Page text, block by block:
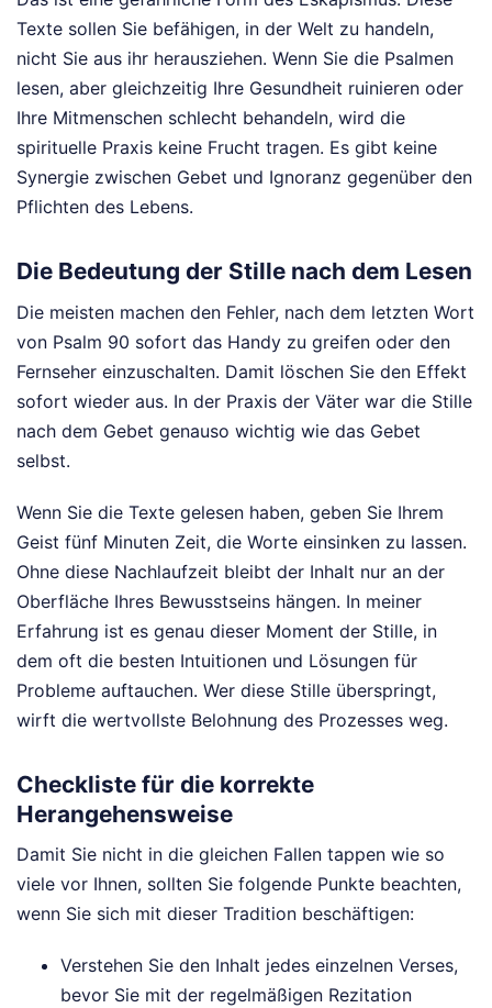
Texte sollen Sie befähigen, in der Welt zu handeln,
nicht Sie aus ihr herausziehen. Wenn Sie die Psalmen
lesen, aber gleichzeitig Ihre Gesundheit ruinieren oder
Ihre Mitmenschen schlecht behandeln, wird die
spirituelle Praxis keine Frucht tragen. Es gibt keine
Synergie zwischen Gebet und Ignoranz gegenüber den
Pflichten des Lebens.
Die Bedeutung der Stille nach dem Lesen
Die meisten machen den Fehler, nach dem letzten Wort
von Psalm 90 sofort das Handy zu greifen oder den
Fernseher einzuschalten. Damit löschen Sie den Effekt
sofort wieder aus. In der Praxis der Väter war die Stille
nach dem Gebet genauso wichtig wie das Gebet
selbst.
Wenn Sie die Texte gelesen haben, geben Sie Ihrem
Geist fünf Minuten Zeit, die Worte einsinken zu lassen.
Ohne diese Nachlaufzeit bleibt der Inhalt nur an der
Oberfläche Ihres Bewusstseins hängen. In meiner
Erfahrung ist es genau dieser Moment der Stille, in
dem oft die besten Intuitionen und Lösungen für
Probleme auftauchen. Wer diese Stille überspringt,
wirft die wertvollste Belohnung des Prozesses weg.
Checkliste für die korrekte
Herangehensweise
Damit Sie nicht in die gleichen Fallen tappen wie so
viele vor Ihnen, sollten Sie folgende Punkte beachten,
wenn Sie sich mit dieser Tradition beschäftigen:
Verstehen Sie den Inhalt jedes einzelnen Verses,
bevor Sie mit der regelmäßigen Rezitation